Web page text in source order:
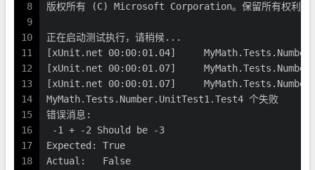
8
9
10
11
12
13
14
15
16
17
18
版权所有 (C) Microsoft Corporation。保留所有权利。
正在启动测试执行，请稍候...
[xUnit.net 00:00:01.04]
[xUnit.net 00:00:01.07]
[xUnit.net 00:00:01.07]
MyMath.Tests.Number.UnitTest1.Test4 个失败
错误消息:
-1 + -2 Should be -3
Expected: True
Actual:   False